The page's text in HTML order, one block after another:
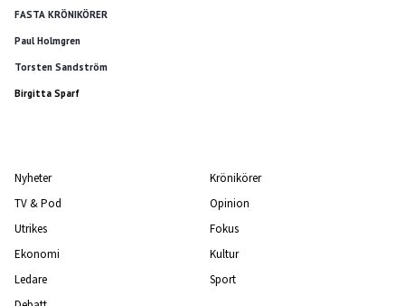
FASTA KRÖNIKÖRER
Paul Holmgren
Torsten Sandström
Birgitta Sparf
Nyheter
TV & Pod
Utrikes
Ekonomi
Ledare
Krönikörer
Opinion
Fokus
Kultur
Sport